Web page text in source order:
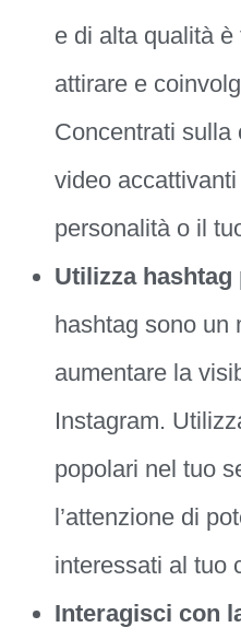
e di alta qualità
attirare e
Concentrati sulla
video
personalità o il
Utilizza
hashtag sono un
aumentare la
Instagram.
popolari nel tuo
l’attenzione di
interessati al tuo
Interagisci con